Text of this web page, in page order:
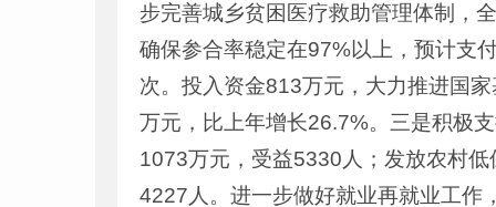
步完善城乡贫困医疗救助管理体制，
确保参合率稳定在97%以上，预计支
次。投入资金813万元，大力推进国
万元，比上年增长26.7%。三是积极
1073万元，受益5330人；发放农村
4227人。进一步做好就业再就业工作